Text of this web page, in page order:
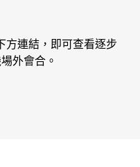
方連結，即可查看逐步
外會合。